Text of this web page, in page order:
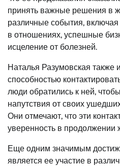
принять важные решения в
различные события,
в отношениях, успешные
исцеление от болезней.
Наталья Разумовская также
способностью
люди обратились к ней,
напутствия от своих
Они отмечают, что эти
уверенность в продолжении
Еще одним значимым
является ее участие в